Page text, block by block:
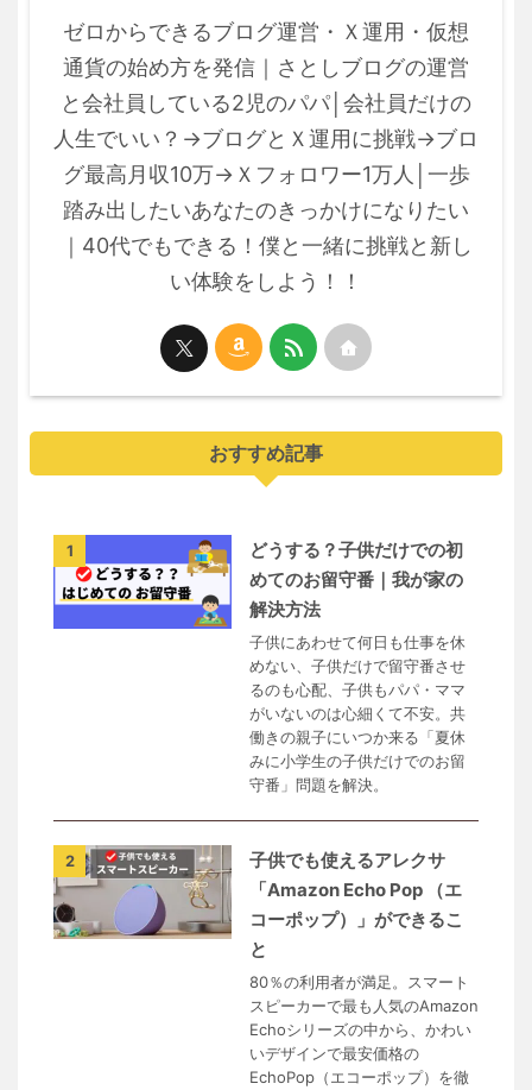
ゼロからできるブログ運営・Ｘ運用・仮想
通貨の始め方を発信｜さとしブログの運営
と会社員している2児のパパ│会社員だけの
人生でいい？→ブログとＸ運用に挑戦→ブロ
グ最高月収10万→Ｘフォロワー1万人│一歩
踏み出したいあなたのきっかけになりたい
｜40代でもできる！僕と一緒に挑戦と新し
い体験をしよう！！
おすすめ記事
1
どうする？子供だけでの初
めてのお留守番｜我が家の
解決方法
子供にあわせて何日も仕事を休
めない、子供だけで留守番させ
るのも心配、子供もパパ・ママ
がいないのは心細くて不安。共
働きの親子にいつか来る「夏休
みに小学生の子供だけでのお留
守番」問題を解決。
2
子供でも使えるアレクサ
「Amazon Echo Pop （エ
コーポップ）」ができるこ
と
80％の利用者が満足。スマート
スピーカーで最も人気のAmazon
Echoシリーズの中から、かわい
いデザインで最安価格の
EchoPop（エコーポップ）を徹